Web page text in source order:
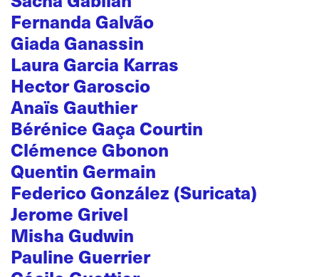
Fernanda Galvão
Giada Ganassin
Laura Garcia Karras
Hector Garoscio
Anaïs Gauthier
Bérénice Gaça Courtin
Clémence Gbonon
Quentin Germain
Federico González (Suricata)
Jerome Grivel
Misha Gudwin
Pauline Guerrier